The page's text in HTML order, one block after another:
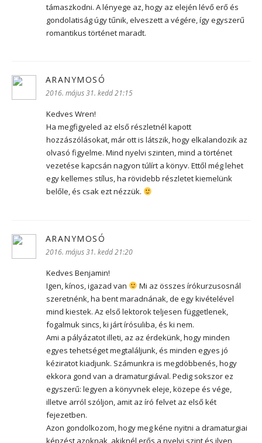
támaszkodni. A lényege az, hogy az elején lévő erő és
gondolatiság úgy tűnik, elveszett a végére, így egyszerű
romantikus történet maradt.
ARANYMOSÓ
2016. május 31. kedd 21:15
Kedves Wren!
Ha megfigyeled az első részletnél kapott
hozzászólásokat, már ott is látszik, hogy elkalandozik az
olvasó figyelme. Mind nyelvi szinten, mind a történet
vezetése kapcsán nagyon túlírt a könyv. Ettől még lehet
egy kellemes stílus, ha rövidebb részletet kiemelünk
belőle, és csak ezt nézzük.
ARANYMOSÓ
2016. május 31. kedd 21:20
Kedves Benjamin!
Igen, kínos, igazad van
Mi az összes írókurzusosnál
szeretnénk, ha bent maradnának, de egy kivételével
mind kiestek. Az első lektorok teljesen függetlenek,
fogalmuk sincs, ki járt írósuliba, és ki nem.
Ami a pályázatot illeti, az az érdekünk, hogy minden
egyes tehetséget megtaláljunk, és minden egyes jó
kéziratot kiadjunk. Számunkra is megdöbbenés, hogy
ekkora gond van a dramaturgiával. Pedig sokszor ez
egyszerű: legyen a könyvnek eleje, közepe és vége,
illetve arról szóljon, amit az író felvet az első két
fejezetben.
Azon gondolkozom, hogy meg kéne nyitni a dramaturgiai
képzést azoknak, akiknél erős a nyelvi szint és ilyen